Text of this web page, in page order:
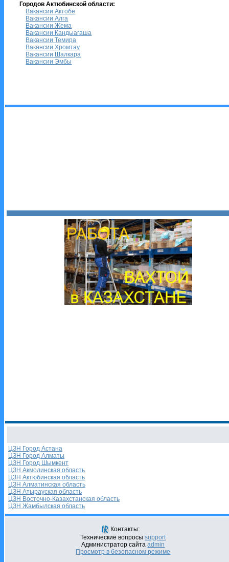
Городов Актюбинской области:
Вакансии Актобе
Вакансии Алга
Вакансии Жема
Вакансии Кандыагаша
Вакансии Темира
Вакансии Хромтау
Вакансии Шалкара
Вакансии Эмбы
ЦЗН Город Астана
ЦЗН Город Алматы
ЦЗН Город Шымкент
ЦЗН Акмолинская область
ЦЗН Актюбинская область
ЦЗН Алматинская область
ЦЗН Атырауская область
ЦЗН Восточно-Казахстанская область
ЦЗН Жамбылская область
Контакты:
Технические вопросыsupport
Администратор сайтаadmin
Просмотр в безопасном режиме